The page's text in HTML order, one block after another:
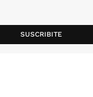
SUSCRIBITE